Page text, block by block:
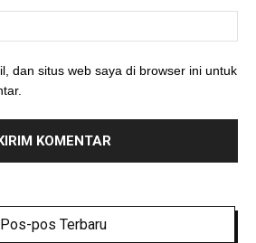
dan situs web saya di browser ini untuk
Pos-pos Terbaru